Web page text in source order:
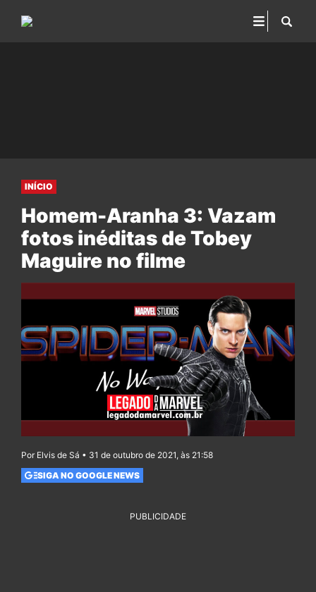
INÍCIO
Homem-Aranha 3: Vazam
fotos inéditas de Tobey
Maguire no filme
Por Elvis de Sá • 31 de outubro de 2021, às 21:58
SIGA NO GOOGLE NEWS
PUBLICIDADE